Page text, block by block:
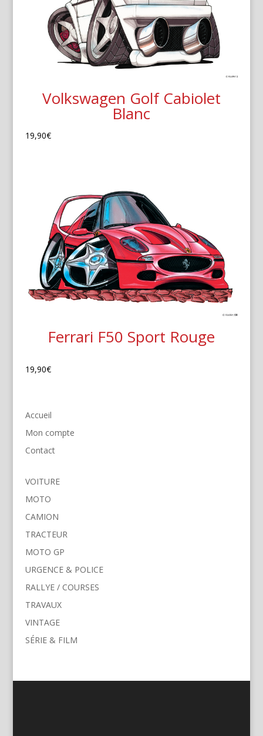
Volkswagen Golf Cabiolet
Blanc
19,90€
Ferrari F50 Sport Rouge
19,90€
Accueil
Mon compte
Contact
VOITURE
MOTO
CAMION
TRACTEUR
MOTO GP
URGENCE & POLICE
RALLYE / COURSES
TRAVAUX
VINTAGE
SÉRIE & FILM